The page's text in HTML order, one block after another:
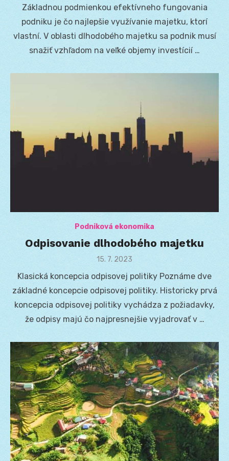
Základnou podmienkou efektívneho fungovania
podniku je čo najlepšie využívanie majetku, ktorí
vlastní. V oblasti dlhodobého majetku sa podnik musí
snažiť vzhľadom na veľké objemy investícií …
Podniková ekonomika
Odpisovanie dlhodobého majetku
Posted
15. 7. 2023
Klasická koncepcia odpisovej politiky Poznáme dve
základné koncepcie odpisovej politiky. Historicky prvá
koncepcia odpisovej politiky vychádza z požiadavky,
že odpisy majú čo najpresnejšie vyjadrovať v …